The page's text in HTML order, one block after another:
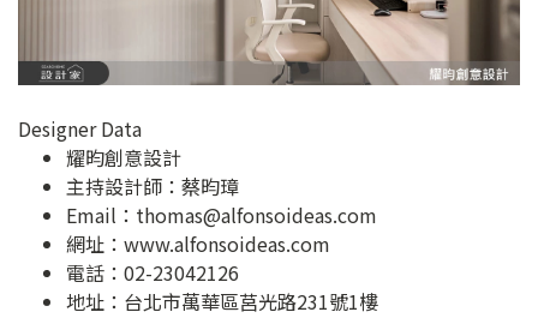
Designer Data
耀昀創意設計
主持設計師：蔡昀璋
Email： thomas@alfonsoideas.com
網址： www.alfonsoideas.com
電話：02-23042126
地址： 台北市萬華區莒光路231號1樓